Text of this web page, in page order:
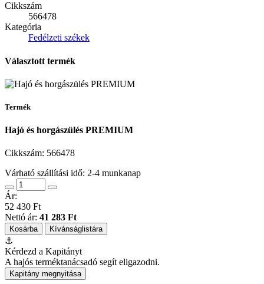
Cikkszám
566478
Kategória
Fedélzeti székek
Választott termék
Termék
Hajó és horgászülés PREMIUM
Cikkszám: 566478
Várható szállítási idő: 2-4 munkanap
Ár:
52 430 Ft
Nettó ár: 41 283 Ft
Kosárba Kívánságlistára
⚓
Kérdezd a Kapitányt
A hajós terméktanácsadó segít eligazodni.
Kapitány megnyitása